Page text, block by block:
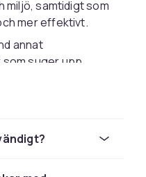
miljö, samtidigt som
mer effektivt.
annat
suger upp
kapell mot
som
skonsam men